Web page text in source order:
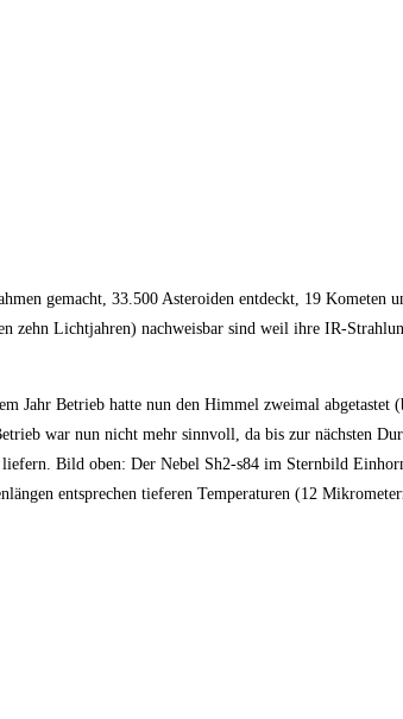
gemacht, 33.500 Asteroiden entdeckt, 19 Kometen
zehn Lichtjahren) nachweisbar sind weil ihre IR-
Jahr Betrieb hatte nun den Himmel zweimal abgetastet
war nun nicht mehr sinnvoll, da bis zur nächsten
Bild oben: Der Nebel Sh2-s84 im Sternbild
entsprechen tieferen Temperaturen (12